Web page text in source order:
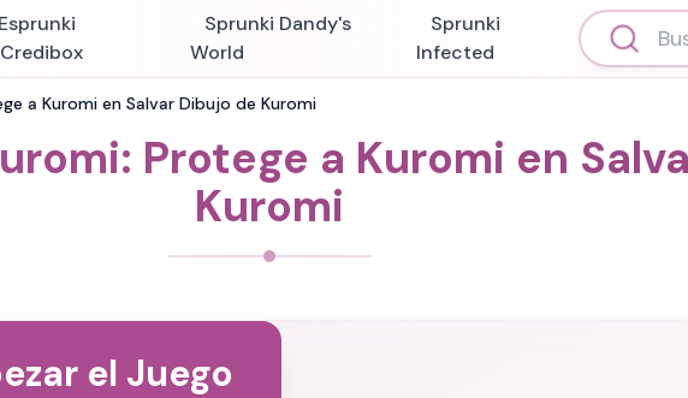
Sprunki Dandy's
World
Sprunki
Infected
a Kuromi en Salvar Dibujo de Kuromi
Protege a Kuromi en
Kuromi
el Juego